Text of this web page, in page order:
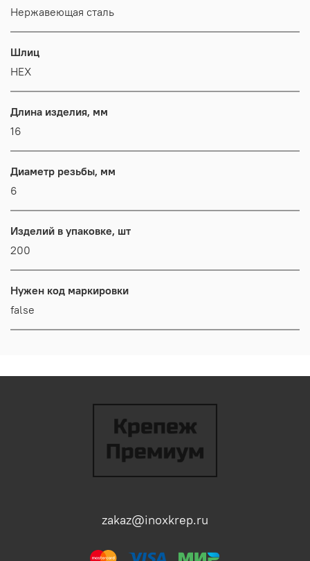
Нержавеющая сталь
Шлиц
HEX
Длина изделия, мм
16
Диаметр резьбы, мм
6
Изделий в упаковке, шт
200
Нужен код маркировки
false
zakaz@inoxkrep.ru